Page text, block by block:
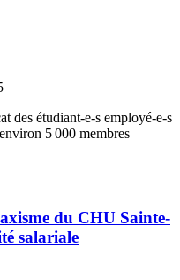
des étudiant-e-s employé-e-s
5 000 membres
du CHU Sainte-
salariale